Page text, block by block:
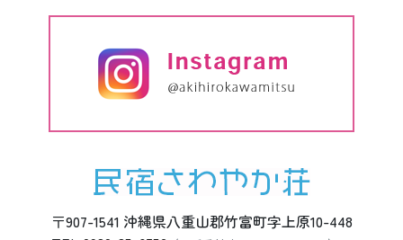
〒907-1541 沖縄県八重山郡竹富町字上原10-448